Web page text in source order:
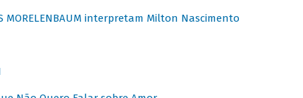
MORELENBAUM interpretam Milton Nascimento